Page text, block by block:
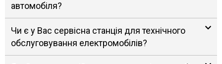
автомобіля?
Чи є у Вас сервісна станція для технічного
обслуговування електромобілів?